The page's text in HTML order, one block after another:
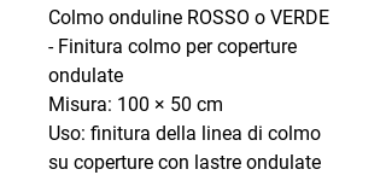
Colmo onduline ROSSO o VERDE
- Finitura colmo per coperture
ondulate
Misura: 100 × 50 cm
Uso: finitura della linea di colmo
su coperture con lastre ondulate